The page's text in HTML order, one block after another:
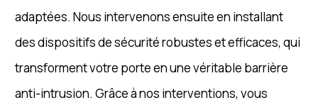
adaptées. Nous intervenons ensuite en installant
des dispositifs de sécurité robustes et efficaces, qui
transforment votre porte en une véritable barrière
anti-intrusion. Grâce à nos interventions, vous